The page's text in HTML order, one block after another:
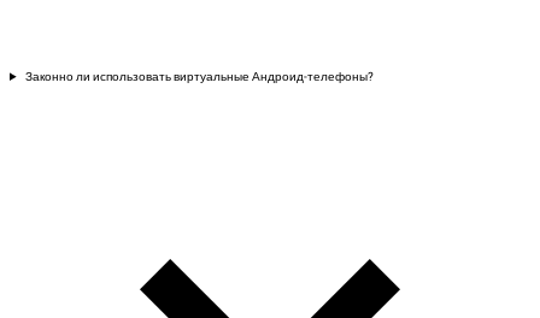
Законно ли использовать виртуальные Андроид-телефоны?